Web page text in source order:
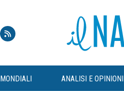
MONDIALI ANALISI E OPINIONI